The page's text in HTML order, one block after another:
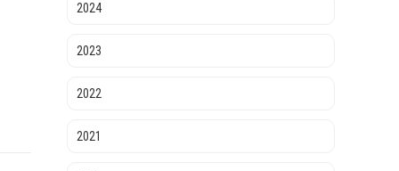
2024
2023
2022
2021